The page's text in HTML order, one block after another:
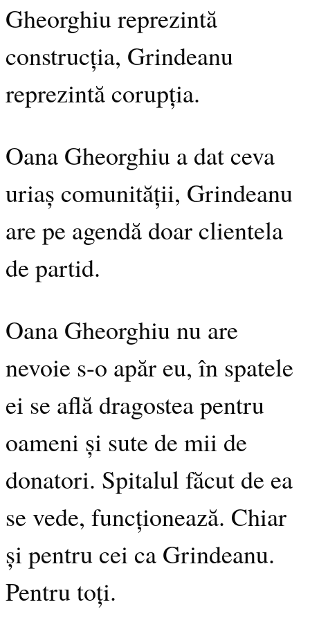
Gheorghiu reprezintă
construcția, Grindeanu
reprezintă corupția.
Oana Gheorghiu a dat ceva
uriaș comunității, Grindeanu
are pe agendă doar clientela
de partid.
Oana Gheorghiu nu are
nevoie s-o apăr eu, în spatele
ei se află dragostea pentru
oameni și sute de mii de
donatori. Spitalul făcut de ea
se vede, funcționează. Chiar
și pentru cei ca Grindeanu.
Pentru toți.